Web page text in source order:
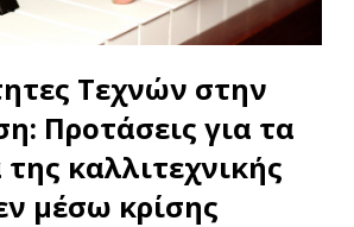
Τεχνών στην
Προτάσεις για τα
καλλιτεχνικής
μέσω κρίσης